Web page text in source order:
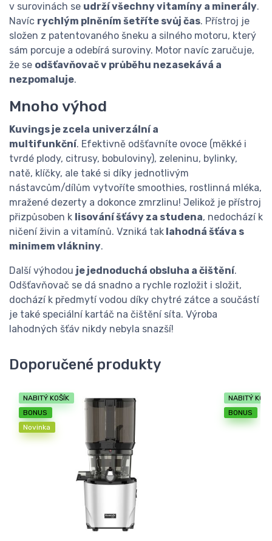
v surovinách se udrží všechny vitamíny a minerály.
Navíc rychlým plněním šetříte svůj čas. Přístroj je
složen z patentovaného šneku a silného motoru, který
sám porcuje a odebírá suroviny. Motor navíc zaručuje,
že se odšťavňovač v průběhu nezasekává a
nezpomaluje.
Mnoho výhod
Kuvings je zcela univerzální a
multifunkční. Efektivně odšťavníte ovoce (měkké i
tvrdé plody, citrusy, bobuloviny), zeleninu, bylinky,
natě, klíčky, ale také si díky jednotlivým
nástavcům/dílům vytvoříte smoothies, rostlinná mléka,
mražené dezerty a dokonce zmrzlinu! Jelikož je přístroj
přizpůsoben k lisování šťávy za studena, nedochází k
ničení živin a vitamínů. Vzniká tak lahodná šťáva s
minimem vlákniny.
Další výhodou je jednoduchá obsluha a čištění.
Odšťavňovač se dá snadno a rychle rozložit i složit,
dochází k předmytí vodou díky chytré zátce a součástí
je také speciální kartáč na čištění síta. Výroba
lahodných šťáv nikdy nebyla snazší!
Doporučené produkty
NABITÝ KOŠÍK
BONUS
Novinka
NABITÝ
BONUS